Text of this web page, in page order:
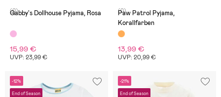
(0)
Gabby's Dollhouse Pyjama, Rosa
15,99 €
UVP: 23,99 €
(0)
Paw Patrol Pyjama,
Korallfarben
13,99 €
UVP: 20,99 €
-12%
End of Season
-21%
End of Season